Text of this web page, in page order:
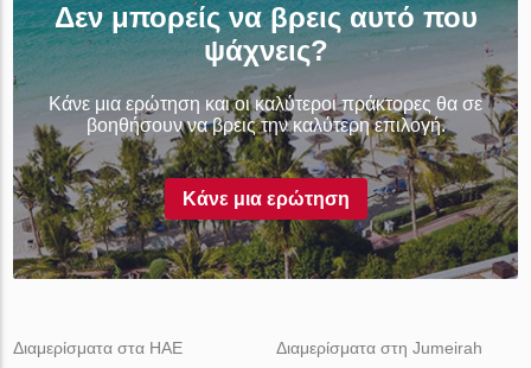
Δεν μπορείς να βρεις αυτό που
ψάχνεις?
Κάνε μια ερώτηση και οι καλύτεροι πράκτορες θα σε
βοηθήσουν να βρεις την καλύτερη επιλογή.
Κάνε μια ερώτηση
Διαμερίσματα στα ΗΑΕ
Διαμερίσματα στη Jumeirah